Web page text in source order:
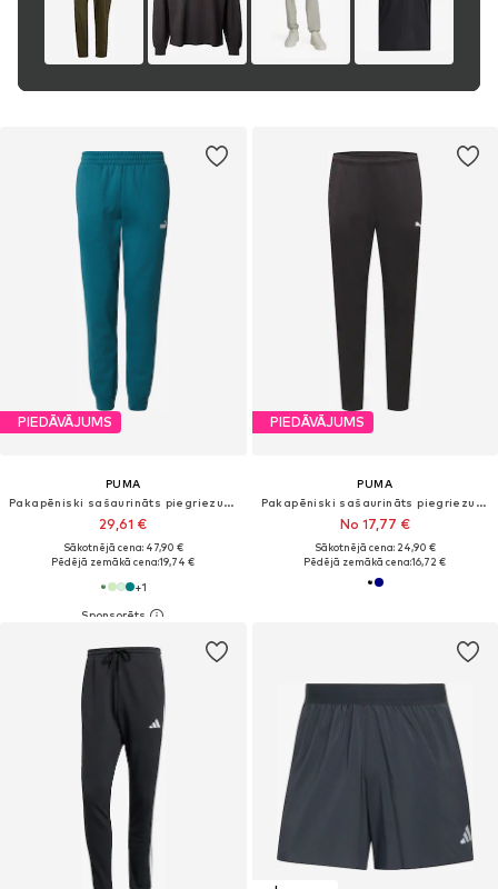
PIEDĀVĀJUMS
PUMA
Pakapēniski sašaurināts piegriezums Sporta bikses 'ESS No. 1'
29,61 €
Sākotnējā cena: 47,90 €
Pēdējā zemākā cena:19,74 €
+1
PIEDĀVĀJUMS
PUMA
Pakapēniski sašaurināts piegriezums Sporta bikses 'TeamRise'
No 17,77 €
Sākotnējā cena: 24,90 €
Pēdējā zemākā cena:16,72 €